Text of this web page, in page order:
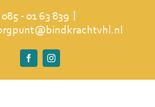
085 - 01 63 839
FacebookInstagram